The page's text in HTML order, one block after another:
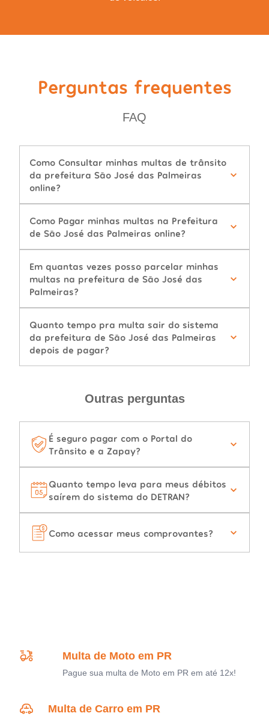
Perguntas frequentes
FAQ
Como Consultar minhas multas de trânsito
da prefeitura São José das Palmeiras
online?
Como Pagar minhas multas na Prefeitura
de São José das Palmeiras online?
Em quantas vezes posso parcelar minhas
multas na prefeitura de São José das
Palmeiras?
Quanto tempo pra multa sair do sistema
da prefeitura de São José das Palmeiras
depois de pagar?
Outras perguntas
É seguro pagar com o Portal do
Trânsito e a Zapay?
Quanto tempo leva para meus débitos
saírem do sistema do DETRAN?
Como acessar meus comprovantes?
Multa de Moto em PR
Pague sua multa de Moto em PR em até 12x!
Multa de Carro em PR